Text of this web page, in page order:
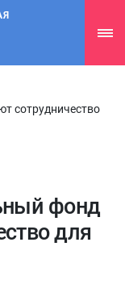
сотрудничество
фонд
для